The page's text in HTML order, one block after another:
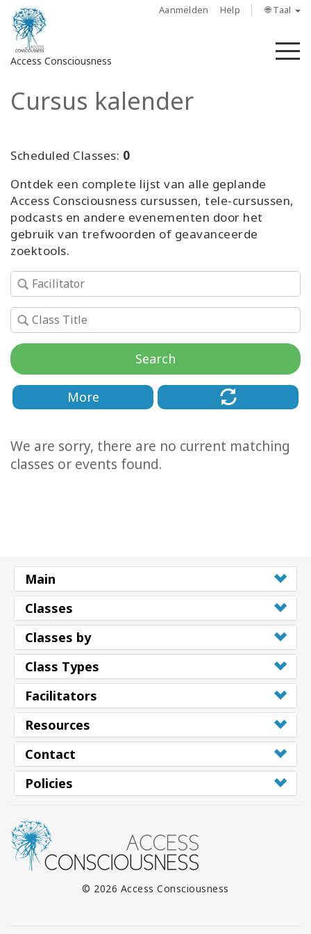
Aanmelden Help 🌐 Taal
Access Consciousness
Meld
op
account
About
Access
Facilitators
Shop
More
ZOEKEN
Cursus kalender
Scheduled Classes: 0
Ontdek een complete lijst van alle geplande
Access Consciousness cursussen, tele-cursussen,
podcasts en andere evenementen door het
gebruik van trefwoorden of geavanceerde
zoektools.
Search
More
We are sorry, there are no current matching
classes or events found.
Main
Classes
Classes by
Class Types
Facilitators
Resources
Contact
Policies
© 2026 Access Consciousness